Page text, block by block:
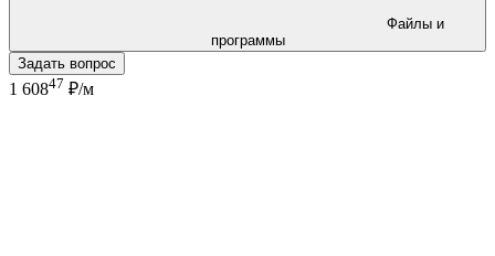
программы
Задать вопрос
1 60847 ₽/м